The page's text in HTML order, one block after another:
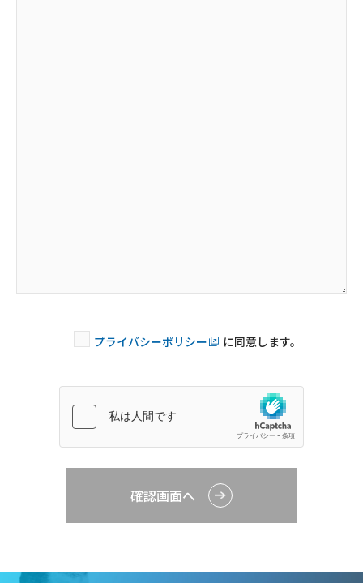
プライバシーポリシー に同意します。
確認画面へ